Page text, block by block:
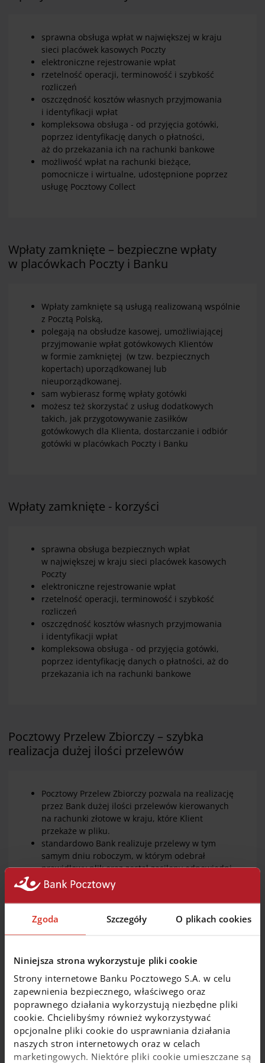
Zgoda Szczegóły O plikach cookies
Niniejsza strona wykorzystuje pliki cookie
Strony internetowe Banku Pocztowego S.A. w celu
zapewnienia bezpiecznego, właściwego oraz
poprawnego działania wykorzystują niezbędne pliki
cookie. Chcielibyśmy również wykorzystywać
opcjonalne pliki cookie do usprawniania działania
naszych stron internetowych oraz w celach
marketingowych. Niektóre pliki cookie umieszczane są
sprawna obsługa wpłat w największej w kraju
sieci placówek kasowych Poczty
elektroniczne rejestrowanie wpłat
rzetelność operacji, terminowość i szybkość
rozliczeń
oszczędność kosztów własnych przyjmowania
i identyfikacji wpłat
kompleksowa obsługa - od przyjęcia gotówki,
poprzez identyfikację danych o płatności,
aż do przekazania ich na rachunki bankowe
możliwość wpłat na rachunki bieżące,
pomocnicze i wirtualne, udostępnione poprzez
usługę Pocztowy Collect
Wpłaty zamknięte – bezpieczne wpłaty
w placówkach Poczty i Banku
Wpłaty zamknięte są usługą realizowaną wspólnie
z Pocztą Polską,
polegają na obsłudze kasowej, umożliwiającej
przyjmowanie wpłat gotówkowych Klientów
w formie zamkniętej (w tzw. bezpiecznych
kopertach) uporządkowanej lub
nieuporządkowanej.
sam wybierasz formę wpłaty gotówki
możesz też skorzystać z usług dodatkowych
takich, jak przygotowywanie zasiłków
gotówkowych dla Klienta, dostarczanie i odbiór
gotówki w placówkach Poczty i Banku
Wpłaty zamknięte - korzyści
sprawna obsługa bezpiecznych wpłat
w największej w kraju sieci placówek kasowych
Poczty
elektroniczne rejestrowanie wpłat
rzetelność operacji, terminowość i szybkość
rozliczeń
oszczędność kosztów własnych przyjmowania
i identyfikacji wpłat
kompleksowa obsługa - od przyjęcia gotówki,
poprzez identyfikację danych o płatności, aż do
przekazania ich na rachunki bankowe
Pocztowy Przelew Zbiorczy – szybka
realizacja dużej ilości przelewów
Pocztowy Przelew Zbiorczy pozwala na realizację
przez Bank dużej ilości przelewów kierowanych
na rachunki złotowe w kraju, które Klient
przekaże w pliku.
standardowo Bank realizuje przelewy w tym
samym dniu roboczym, w którym odebrał
prawidłowy plik oraz został zasilony odpowiedni
rachunek lub we wskazanym przez Klienta innym
Pocztowy Przelew Zbiorczy - korzyści
obniżenie kosztów obsługi bankowej
redukcja kosztów administracyjnych
oszczędność czasu i pracy kadry
wymiana danych z Bankiem bezpieczną drogą
elektroniczną